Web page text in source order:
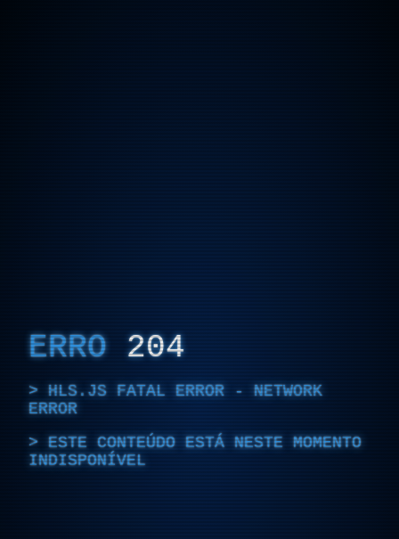
ERRO 204
HLS.JS FATAL ERROR - NETWORK
ERROR
ESTE CONTEÚDO ESTÁ NESTE MOMENTO
INDISPONÍVEL